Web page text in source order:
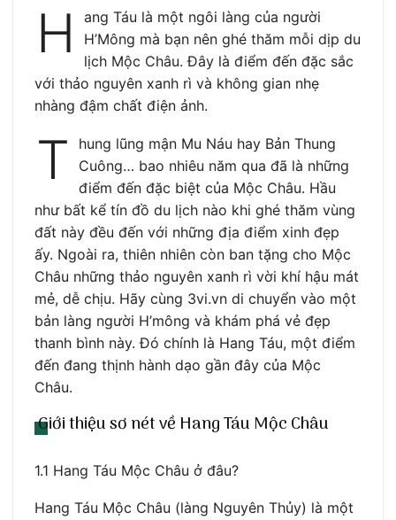
H
ang Táu là một ngôi làng của người
H’Mông mà bạn nên ghé thăm mỗi dịp du
lịch Mộc Châu. Đây là điểm đến đặc sắc
với thảo nguyên xanh rì và không gian nhẹ
nhàng đậm chất điện ảnh.
T
hung lũng mận Mu Náu hay Bản Thung
Cuông… bao nhiêu năm qua đã là những
điểm đến đặc biệt của Mộc Châu. Hầu
như bất kể tín đồ du lịch nào khi ghé thăm vùng
đất này đều đến với những địa điểm xinh đẹp
ấy. Ngoài ra, thiên nhiên còn ban tặng cho Mộc
Châu những thảo nguyên xanh rì vời khí hậu mát
mẻ, dễ chịu. Hãy cùng 3vi.vn di chuyển vào một
bản làng người H’mông và khám phá vẻ đẹp
thanh bình này. Đó chính là Hang Táu, một điểm
đến đang thịnh hành dạo gần đây của Mộc
Châu.
Giới thiệu sơ nét về Hang Táu Mộc Châu
1.1 Hang Táu Mộc Châu ở đâu?
Hang Táu Mộc Châu (làng Nguyên Thủy) là một